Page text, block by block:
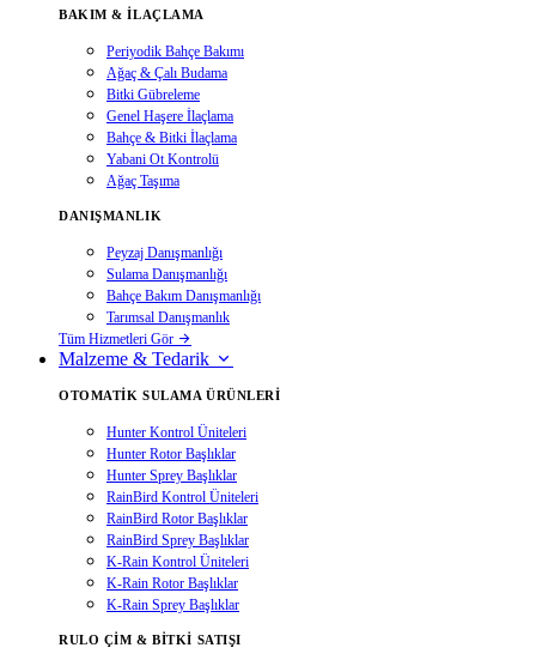
BAKIM & İLAÇLAMA
Periyodik Bahçe Bakımı
Ağaç & Çalı Budama
Bitki Gübreleme
Genel Haşere İlaçlama
Bahçe & Bitki İlaçlama
Yabani Ot Kontrolü
Ağaç Taşıma
DANIŞMANLIK
Peyzaj Danışmanlığı
Sulama Danışmanlığı
Bahçe Bakım Danışmanlığı
Tarımsal Danışmanlık
Tüm Hizmetleri Gör
Malzeme & Tedarik
OTOMATIK SULAMA ÜRÜNLERI
Hunter Kontrol Üniteleri
Hunter Rotor Başlıklar
Hunter Sprey Başlıklar
RainBird Kontrol Üniteleri
RainBird Rotor Başlıklar
RainBird Sprey Başlıklar
K-Rain Kontrol Üniteleri
K-Rain Rotor Başlıklar
K-Rain Sprey Başlıklar
RULO ÇIM & BITKI SATIŞI